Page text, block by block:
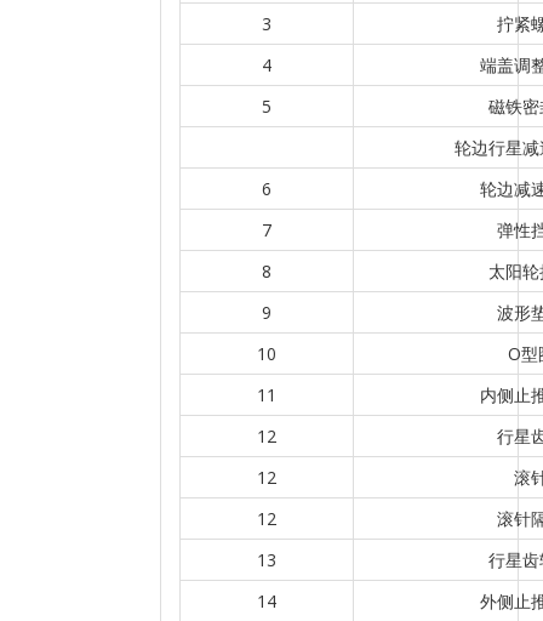
3
拧紧
4
端盖调
5
磁铁
轮边行星
6
轮边减
7
弹性
8
太阳
9
波形
10
O型
11
内侧止
12
行星
12
滚
12
滚针
13
行星
14
外侧止